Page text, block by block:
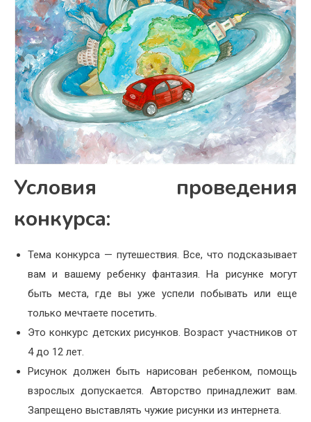
Условия проведения
конкурса:
Тема конкурса — путешествия. Все, что подсказывает
вам и вашему ребенку фантазия. На рисунке могут
быть места, где вы уже успели побывать или еще
только мечтаете посетить.
Это конкурс детских рисунков. Возраст участников от
4 до 12 лет.
Рисунок должен быть нарисован ребенком, помощь
взрослых допускается. Авторство принадлежит вам.
Запрещено выставлять чужие рисунки из интернета.